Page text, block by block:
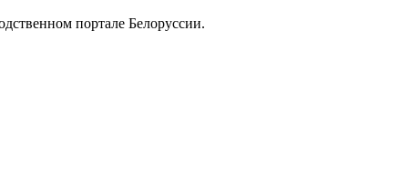
портале Белоруссии.